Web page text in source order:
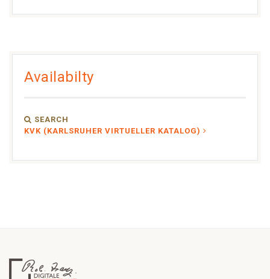
Availabilty
SEARCH
KVK (KARLSRUHER VIRTUELLER KATALOG)